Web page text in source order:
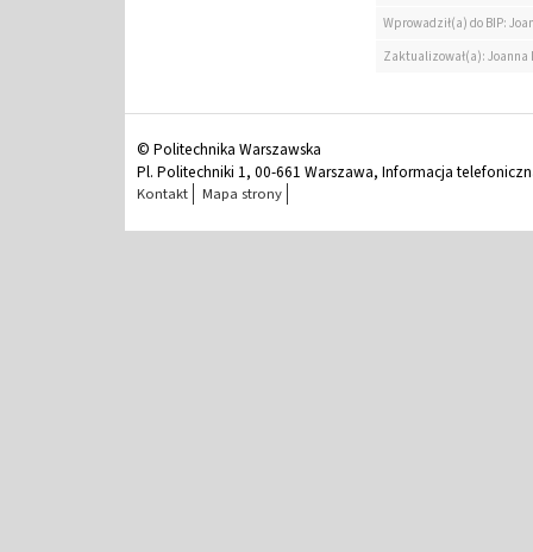
Wprowadził(a) do BIP:
Zaktualizował(a):
© Politechnika Warszawska
Pl. Politechniki 1, 00-661 Warszawa, Informacja
Kontakt Mapa strony